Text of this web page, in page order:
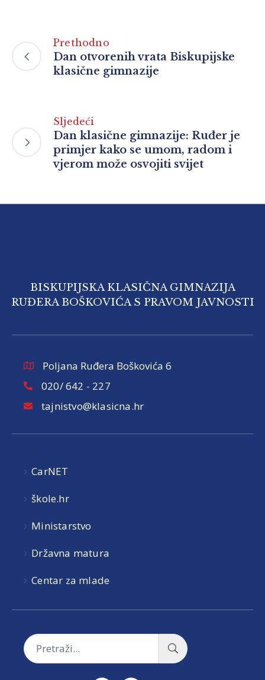
Prethodno
Dan otvorenih vrata Biskupijske
klasične gimnazije
Sljedeći
Dan klasične gimnazije: Ruđer je
primjer kako se umom, radom i
vjerom može osvojiti svijet
BISKUPIJSKA KLASIČNA GIMNAZIJA
RUĐERA BOŠKOVIĆA S PRAVOM JAVNOSTI
Poljana Ruđera Boškovića 6
020/ 642 - 227
tajnistvo@klasicna.hr
CarNET
škole.hr
Ministarstvo
Državna matura
Centar za mlade